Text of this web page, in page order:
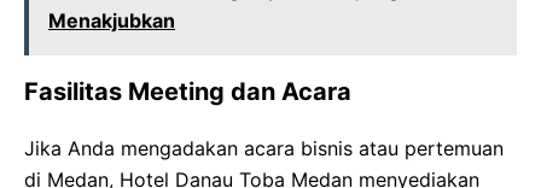
Menakjubkan
Fasilitas Meeting dan Acara
Jika Anda mengadakan acara bisnis atau pertemuan
di Medan, Hotel Danau Toba Medan menyediakan